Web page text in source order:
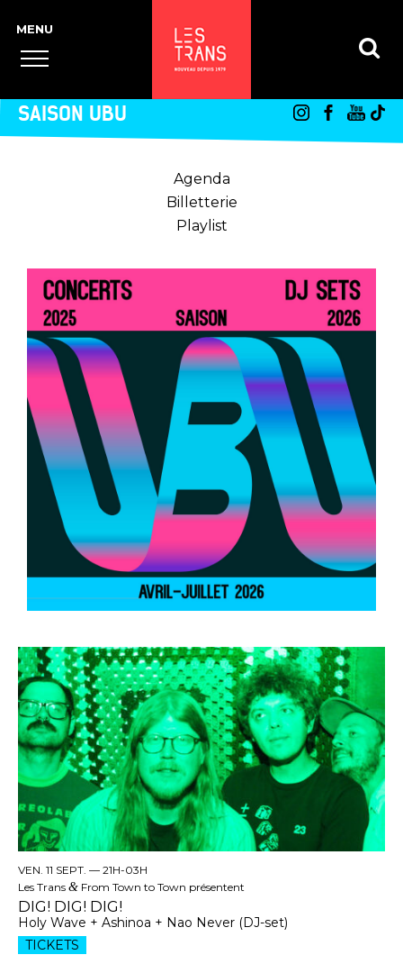
SAISON UBU
Agenda
Billetterie
Playlist
VEN. 11 SEPT. — 21H-03H
Les Trans & From Town to Town présentent
DIG! DIG! DIG!
Holy Wave + Ashinoa + Nao Never (DJ-set)
TICKETS